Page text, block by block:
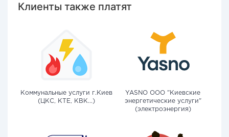
Клиенты также платят
Коммунальные услуги г.Киев
(ЦКС, КТЕ, КВК...)
YASNO OOO "Киевские
энергетические услуги"
(электроэнергия)